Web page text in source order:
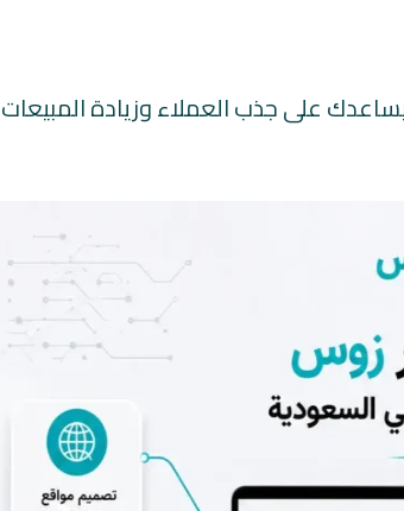
على جذب العملاء وزيادة